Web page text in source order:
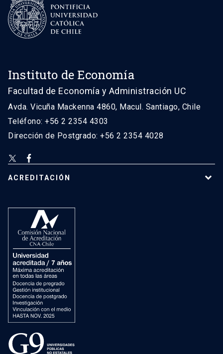
Instituto de Economía
Facultad de Economía y Administración UC
Avda. Vicuña Mackenna 4860, Macul. Santiago, Chile
Teléfono: +56 2 2354 4303
Dirección de Postgrado: +56 2 2354 4028
ACREDITACIÓN